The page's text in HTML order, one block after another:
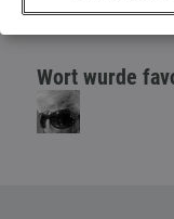
Wort wurde